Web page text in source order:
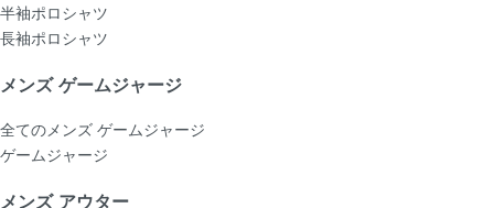
半袖ポロシャツ
長袖ポロシャツ
メンズ ゲームジャージ
全てのメンズ ゲームジャージ
ゲームジャージ
メンズ アウター